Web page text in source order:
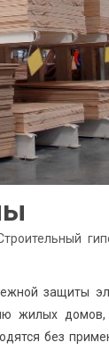
защиты
жилых
без